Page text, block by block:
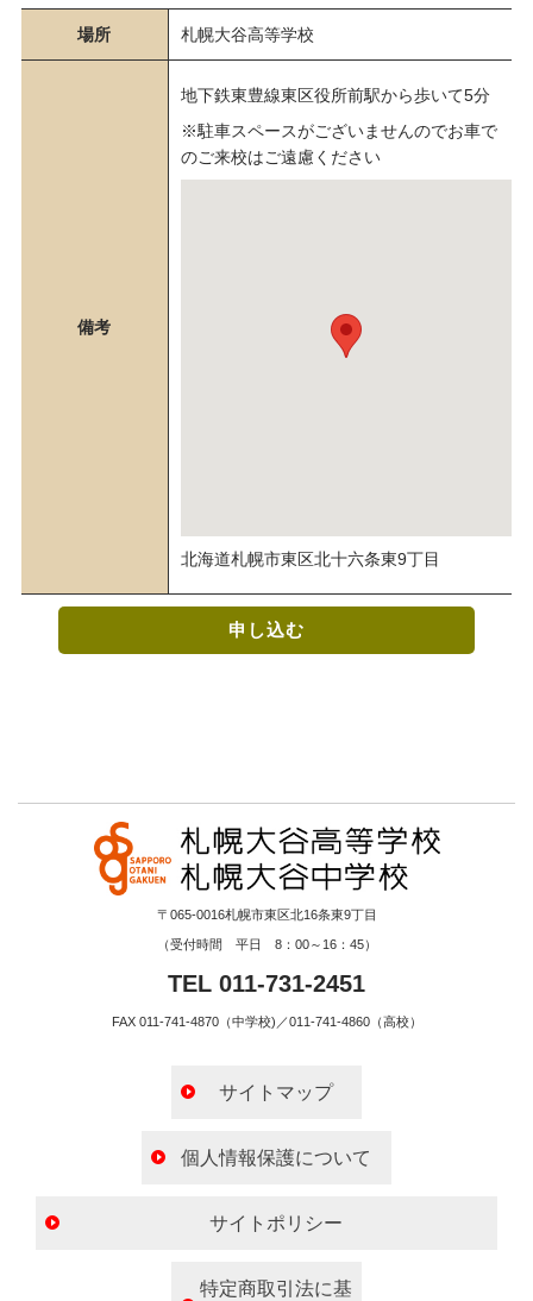
場所 札幌大谷高等学校
備考
地下鉄東豊線東区役所前駅から歩いて5分
※駐車スペースがございませんのでお車で
のご来校はご遠慮ください
北海道札幌市東区北十六条東9丁目
申し込む
〒065-0016札幌市東区北16条東9丁目
（受付時間 平日 8：00～16：45）
TEL 011-731-2451
FAX 011-741-4870（中学校)／011-741-4860（高校）
サイトマップ
個人情報保護について
サイトポリシー
特定商取引法に基